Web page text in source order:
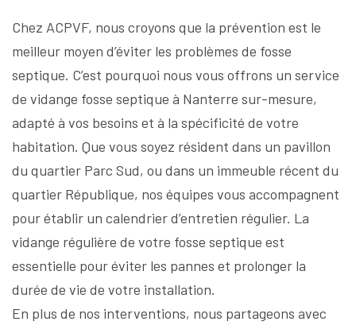
Chez ACPVF, nous croyons que la prévention est le
meilleur moyen d’éviter les problèmes de fosse
septique. C’est pourquoi nous vous offrons un service
de vidange fosse septique à Nanterre sur-mesure,
adapté à vos besoins et à la spécificité de votre
habitation. Que vous soyez résident dans un pavillon
du quartier Parc Sud, ou dans un immeuble récent du
quartier République, nos équipes vous accompagnent
pour établir un calendrier d’entretien régulier. La
vidange régulière de votre fosse septique est
essentielle pour éviter les pannes et prolonger la
durée de vie de votre installation.
En plus de nos interventions, nous partageons avec